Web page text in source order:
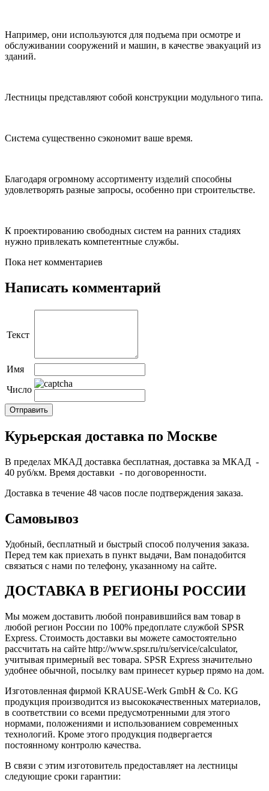
Например, они используются для подъема при осмотре и
обслуживании сооружений и машин, в качестве эвакуаций из
зданий.
Лестницы представляют собой конструкции модульного типа.
Система существенно сэкономит ваше время.
Благодаря огромному ассортименту изделий способны
удовлетворять разные запросы, особенно при строительстве.
К проектированию свободных систем на ранних стадиях
нужно привлекать компетентные службы.
Пока нет комментариев
Написать комментарий
Текст
Имя
Число
Курьерская доставка по Москве
В пределах МКАД доставка бесплатная, доставка за МКАД -
40 руб/км. Время доставки - по договоренности.
Доставка в течение 48 часов после подтверждения заказа.
Самовывоз
Удобный, бесплатный и быстрый способ получения заказа.
Перед тем как приехать в пункт выдачи, Вам понадобится
связаться с нами по телефону, указанному на сайте.
ДОСТАВКА В РЕГИОНЫ РОССИИ
Мы можем доставить любой понравившийся вам товар в
любой регион России по 100% предоплате службой SPSR
Express. Стоимость доставки вы можете самостоятельно
рассчитать на сайте http://www.spsr.ru/ru/service/calculator,
учитывая примерный вес товара. SPSR Express значительно
удобнее обычной, посылку вам принесет курьер прямо на дом.
Изготовленная фирмой KRAUSE-Werk GmbH & Со. KG
продукция производится из высококачественных материалов,
в соответствии со всеми предусмотренными для этого
нормами, положениями и использованием современных
технологий. Кроме этого продукция подвергается
постоянному контролю качества.
В связи с этим изготовитель предоставляет на лестницы
следующие сроки гарантии: